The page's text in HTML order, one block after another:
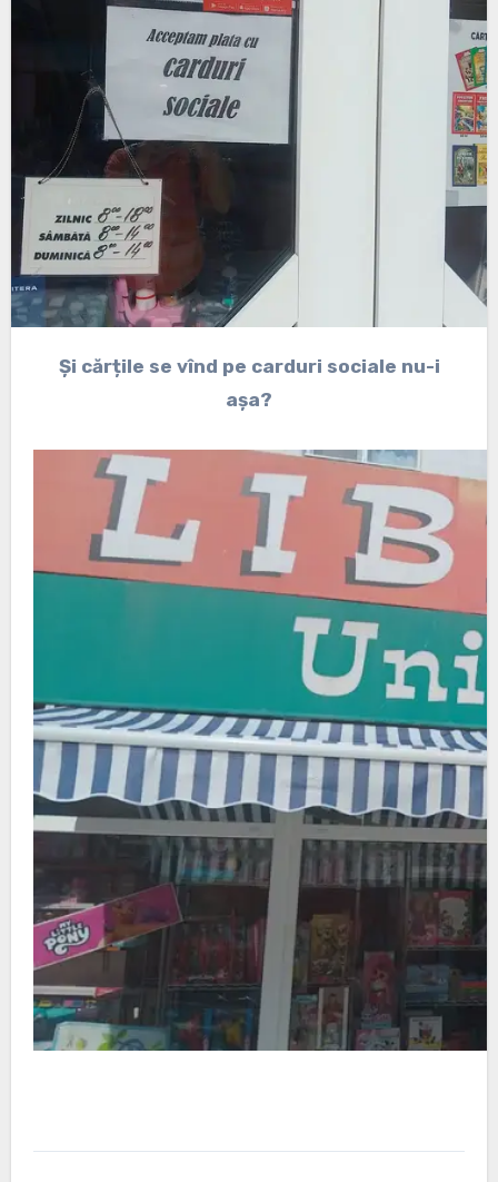
Și cărțile se vînd pe carduri sociale nu-i
așa?